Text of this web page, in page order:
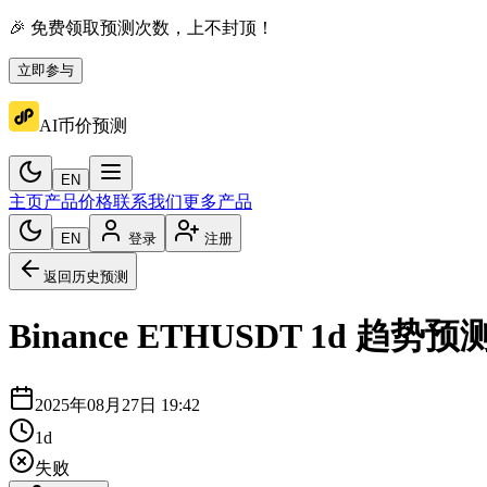
🎉 免费领取预测次数，上不封顶！
立即参与
AI币价预测
EN
主页产品价格联系我们更多产品
EN 登录 注册
返回历史预测
Binance ETHUSDT 1d 趋势预
2025年08月27日 19:42
1d
失败